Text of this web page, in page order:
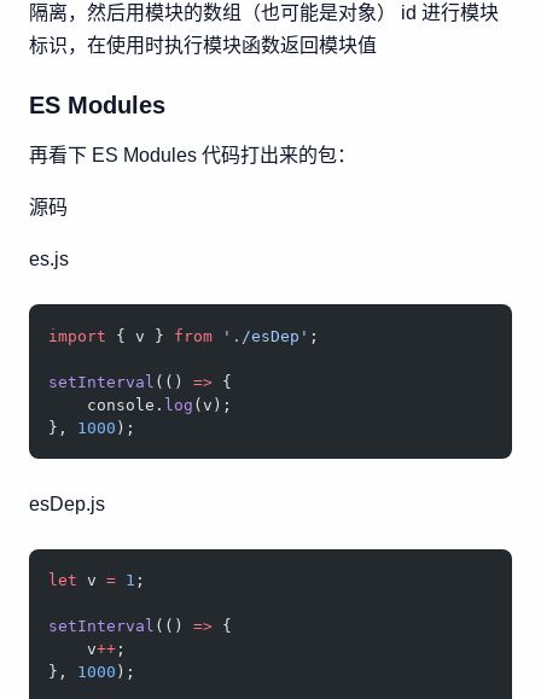
隔离，然后用模块的数组（也可能是对象） id 进行模块
标识，在使用时执行模块函数返回模块值
ES Modules
再看下 ES Modules 代码打出来的包：
源码
es.js
import { v } from './esDep' ;
setInterval (() => {
    console.
log (v);
}, 1000 );
esDep.js
let v = 1 ;
setInterval (() => {
    v
++ ;
}, 1000 );